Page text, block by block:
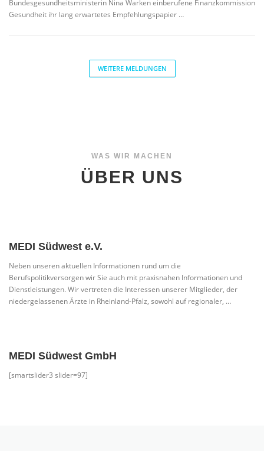
Bundesgesundheitsministerin Nina Warken einberufene Finanzkommission
Gesundheit ihr lang erwartetes Empfehlungspapier …
WEITERE MELDUNGEN
WAS WIR MACHEN
ÜBER UNS
MEDI Südwest e.V.
Neben unseren aktuellen Informationen rund um die
Berufspolitikversorgen wir Sie auch mit praxisnahen Informationen und
Dienstleistungen. Wir vertreten die Interessen unserer Mitglieder, der
niedergelassenen Ärzte in Rheinland-Pfalz, sowohl auf regionaler, …
MEDI Südwest GmbH
[smartslider3 slider=97]